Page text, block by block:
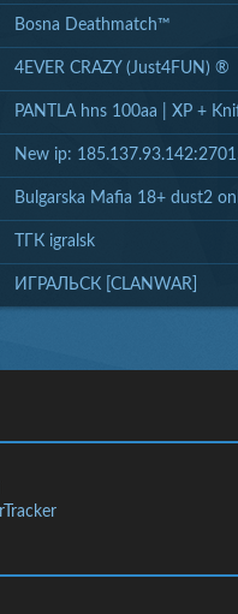
Bosna Deathmatch™
4EVER CRAZY (Just4FUN) ®
PANTLA hns 100aa | XP +
New ip:
Bulgarska Mafia 18+ dust2
ТГК igralsk
ИГРАЛЬСК [CLANWAR]